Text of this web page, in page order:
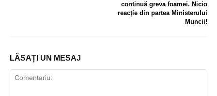
continuă greva foamei. Nicio
reacție din partea Ministerului
Muncii!
LĂSAȚI UN MESAJ